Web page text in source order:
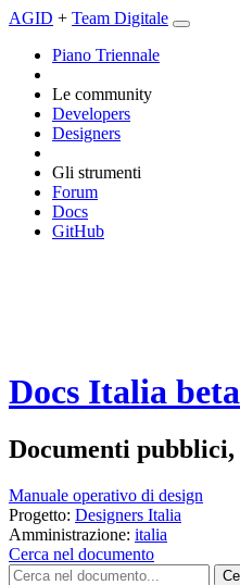
AGID + Team Digitale
Piano Triennale
Le community
Developers
Designers
Gli strumenti
Forum
Docs
GitHub
Docs Italia beta
Documenti
Manuale operativo di design
Progetto: Designers Italia
Amministrazione: italia
Cerca nel documento